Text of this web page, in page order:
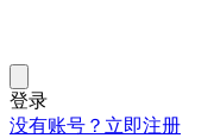
登录
没有账号？立即注册